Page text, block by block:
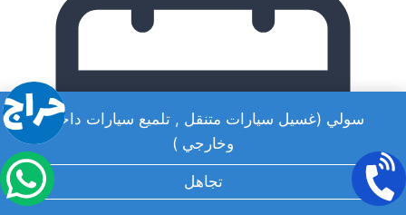
سولي (غسيل سيارات متنقل , تلميع سيارات داخلي
وخارجي )
تجاهل